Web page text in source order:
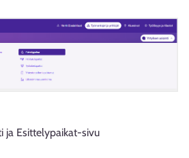
ja Esittelypaikat-sivu